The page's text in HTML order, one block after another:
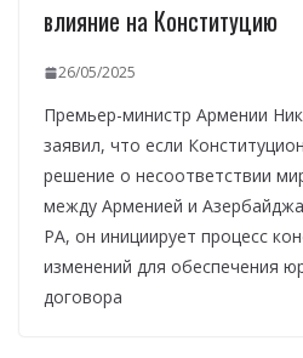
влияние на Конституцию
26/05/2025
Премьер-министр Армении
заявил, что если
решение о несоответствии
между Арменией и
РА, он инициирует процесс
изменений для обеспечения
договора